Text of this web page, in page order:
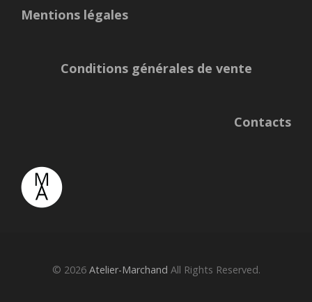
Mentions légales
Conditions générales de vente
Contacts
© 2026 Atelier-Marchand All Rights Reserved.